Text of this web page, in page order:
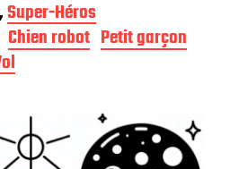
,Super-Héros
Chien robot Petit garçon